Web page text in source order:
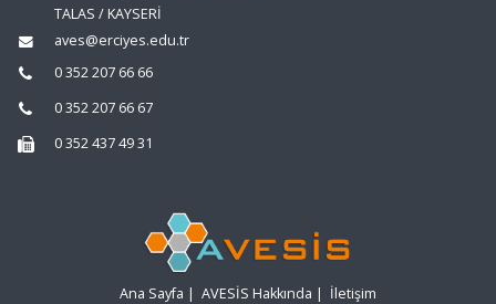
TALAS / KAYSERİ
aves@erciyes.edu.tr
0 352 207 66 66
0 352 207 66 67
0 352 437 49 31
Ana Sayfa | AVESİS Hakkında | İletişim